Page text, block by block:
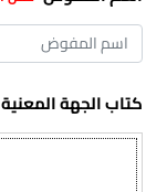
كتاب الجهة المعنية